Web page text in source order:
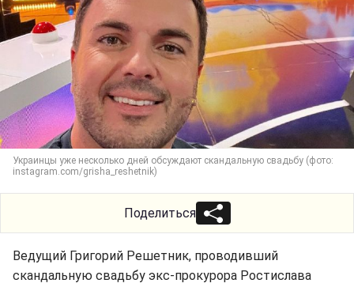
Украинцы уже несколько дней обсуждают скандальную свадьбу (фото:
instagram.com/grisha_reshetnik)
Поделиться
Ведущий Григорий Решетник, проводивший
скандальную свадьбу экс-прокурора Ростислава